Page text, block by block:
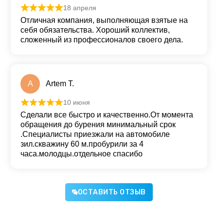
Оценка5 из 5
18 апреля
Отличная компания, выполняющая взятые на
себя обязательства. Хороший коллектив,
сложенный из профессионалов своего дела.
A Artem T.
Оценка
10 июня
Сделали все быстро и качественно.От момента
обращения до бурения минимальный срок
.Специалисты приезжали на автомобиле
зил.скважину 60 м.пробурили за 4
часа.молодцы.отдельное спасибо
ОСТАВИТЬ ОТЗЫВ